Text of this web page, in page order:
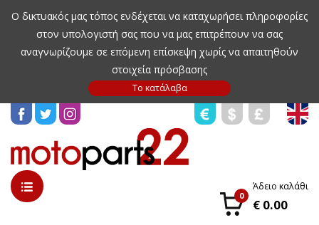
Ο δικτυακός μας τόπος ενδέχεται να καταχωρήσει πληροφορίες
στον υπολογιστή σας που να μας επιτρέπουν να σας
αναγνωρίζουμε σε επόμενη επίσκεψη χωρίς να απαιτηθούν
στοιχεία πρόσβασης
0
Άδειο καλάθι
€ 0.00